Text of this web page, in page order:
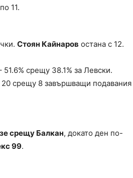
11.
Стоян Кайнаров остана с 12.
51.6% срещу 38.1% за Левски.
20 срещу 8 завършващи подавания
срещу Балкан, докато ден по-
99.